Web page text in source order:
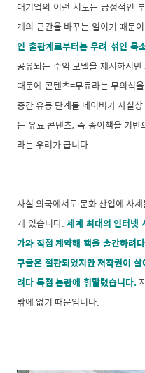
대기업의 이런 시도는 긍정적인
계의 근간을 바꾸는 일이기 때문
인 출판계로부터는 우려 섞인 목
공유되는 수익 모델을 제시하지
때문에 콘텐츠=무료라는 무의식
중간 유통 단계를 네이버가 사실
는 유료 콘텐츠, 즉 종이책을 기
라는 우려가 큽니다.
사실 외국에서도 문화 산업에 사
게 있습니다.세계 최대의 인터넷
가와 직접 계약해 책을 출간하려
구글은 절판되었지만 저작권이
려다 독점 논란에 휘말렸습니다.
밖에 없기 때문입니다.